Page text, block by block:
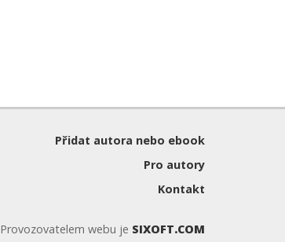
Přidat autora nebo ebook
Pro autory
Kontakt
Provozovatelem webu je SIXOFT.COM